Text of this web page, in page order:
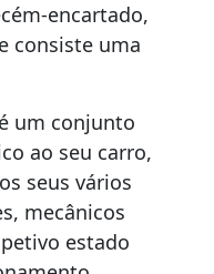
encartado,
consiste uma
um conjunto
ao seu carro,
seus vários
mecânicos
estado